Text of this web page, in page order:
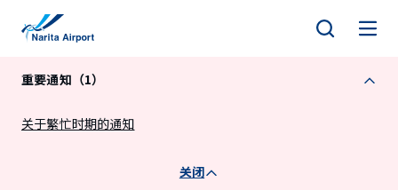
重要通知（1）
关于繁忙时期的通知
关闭